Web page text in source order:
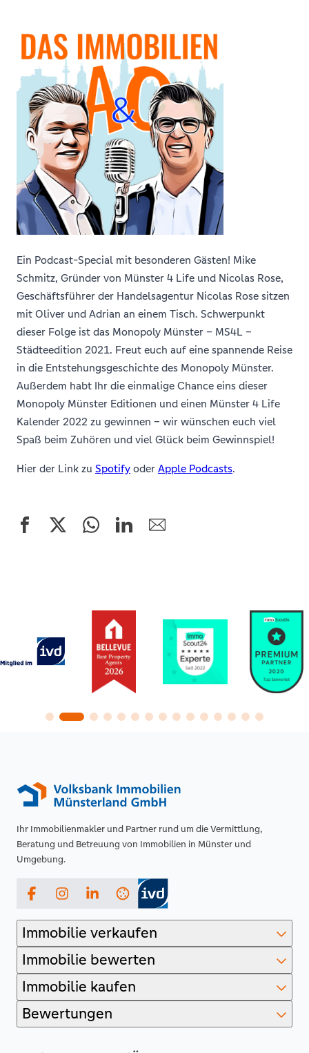
Ein Podcast-Special mit besonderen Gästen! Mike
Schmitz, Gründer von Münster 4 Life und Nicolas Rose,
Geschäftsführer der Handelsagentur Nicolas Rose sitzen
mit Oliver und Adrian an einem Tisch. Schwerpunkt
dieser Folge ist das Monopoly Münster – MS4L –
Städteedition 2021. Freut euch auf eine spannende Reise
in die Entstehungsgeschichte des Monopoly Münster.
Außerdem habt Ihr die einmalige Chance eins dieser
Monopoly Münster Editionen und einen Münster 4 Life
Kalender 2022 zu gewinnen – wir wünschen euch viel
Spaß beim Zuhören und viel Glück beim Gewinnspiel!
Hier der Link zu Spotify oder Apple Podcasts.
Ihr Immobilienmakler und Partner rund um die Vermittlung,
Beratung und Betreuung von Immobilien in Münster und
Umgebung.
FacebookInstagramLinkedIn
Immobilie verkaufen
Immobilie bewerten
Immobilie kaufen
Bewertungen